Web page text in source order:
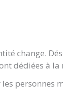
change.
dédiées à la
personnes